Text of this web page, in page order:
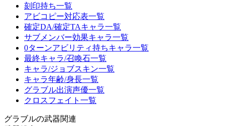
刻印持ち一覧
アビコピー対応表一覧
確定DA/確定TAキャラ一覧
サブメンバー効果キャラ一覧
0ターンアビリティ持ちキャラ一覧
最終キャラ/召喚石一覧
キャラ/ジョブスキン一覧
キャラ年齢/身長一覧
グラブル出演声優一覧
クロスフェイト一覧
グラブルの武器関連